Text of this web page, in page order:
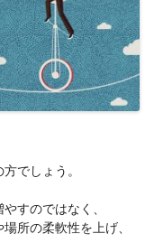
でしょう。
すのではなく、
所の柔軟性を上げ、